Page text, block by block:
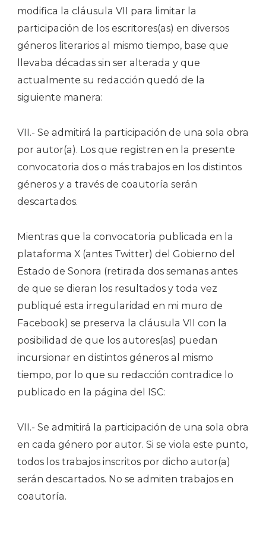
modifica la cláusula VII para limitar la
participación de los escritores(as) en diversos
géneros literarios al mismo tiempo, base que
llevaba décadas sin ser alterada y que
actualmente su redacción quedó de la
siguiente manera:
VII.- Se admitirá la participación de una sola obra
por autor(a). Los que registren en la presente
convocatoria dos o más trabajos en los distintos
géneros y a través de coautoría serán
descartados.
Mientras que la convocatoria publicada en la
plataforma X (antes Twitter) del Gobierno del
Estado de Sonora (retirada dos semanas antes
de que se dieran los resultados y toda vez
publiqué esta irregularidad en mi muro de
Facebook) se preserva la cláusula VII con la
posibilidad de que los autores(as) puedan
incursionar en distintos géneros al mismo
tiempo, por lo que su redacción contradice lo
publicado en la página del ISC:
VII.- Se admitirá la participación de una sola obra
en cada género por autor. Si se viola este punto,
todos los trabajos inscritos por dicho autor(a)
serán descartados. No se admiten trabajos en
coautoría.